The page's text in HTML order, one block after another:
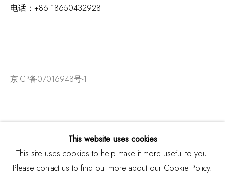
电话： +86 18650432928
京ICP备07016948号-1
This website uses cookies
This site uses cookies to help make it more useful to you.
Please contact us to find out more about our Cookie Policy.